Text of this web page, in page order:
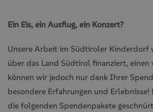
Ein Eis, ein Ausflug, ein Konzert?
Unsere Arbeit im Südtiroler Kinderdorf
über das Land Südtirol finanziert, einen
können wir jedoch nur dank Ihrer
besondere Erfahrungen und
die folgenden Spendenpakete